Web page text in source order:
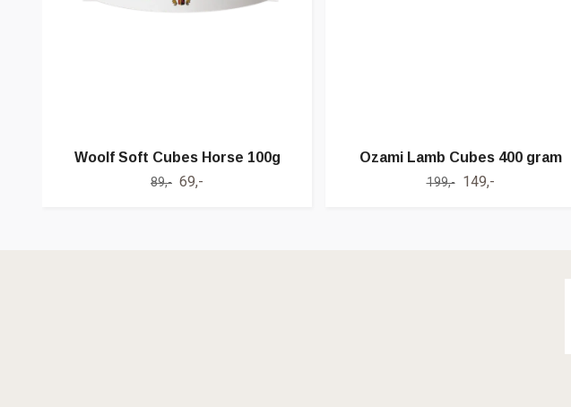
Woolf Soft Cubes Horse 100g
89,- 69,-
Ozami Lamb Cubes 400 gram
199,- 149,-